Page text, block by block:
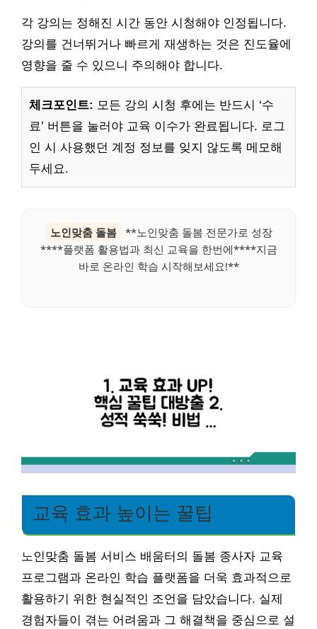
각 강의는 정해진 시간 동안 시청해야 인정됩니다.
강의를 건너뛰거나 빠르게 재생하는 것은 진도율에
영향을 줄 수 있으니 주의해야 합니다.
체크포인트: 모든 강의 시청 후에는 반드시 ‘수
료’ 버튼을 눌러야 교육 이수가 완료됩니다. 로그
인 시 사용했던 계정 정보를 잊지 않도록 메모해
두세요.
노인맞춤 돌봄 **노인맞춤 돌봄 전문가로 성장
****플랫폼 활용법과 최신 교육을 한번에****지금
바로 온라인 학습 시작해보세요!**
교육 효과 높이는 꿀팁
노인맞춤 돌봄 서비스 배움터의 돌봄 종사자 교육
프로그램과 온라인 학습 플랫폼을 더욱 효과적으로
활용하기 위한 현실적인 조언을 담았습니다. 실제
경험자들이 겪는 어려움과 그 해결책을 중심으로 설